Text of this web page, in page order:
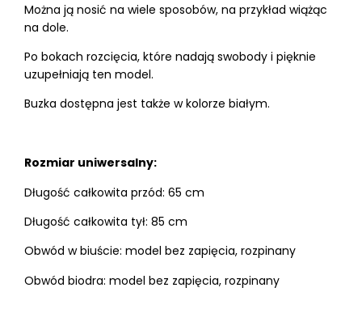
Można ją nosić na wiele sposobów, na przykład wiążąc
na dole.
Po bokach rozcięcia, które nadają swobody i pięknie
uzupełniają ten model.
Buzka dostępna jest także w kolorze białym.
Rozmiar uniwersalny:
Długość całkowita przód: 65 cm
Długość całkowita tył: 85 cm
Obwód w biuście: model bez zapięcia, rozpinany
Obwód biodra: model bez zapięcia, rozpinany